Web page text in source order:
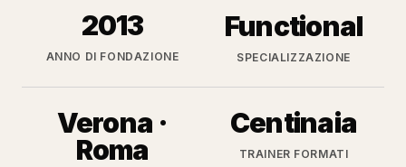
Anno di fondazione
2013
ANNO DI FONDAZIONE
Specializzazione
Functional
SPECIALIZZAZIONE
Sedi dei corsi
Verona ·
Roma
Trainer formati
Centinaia
TRAINER FORMATI